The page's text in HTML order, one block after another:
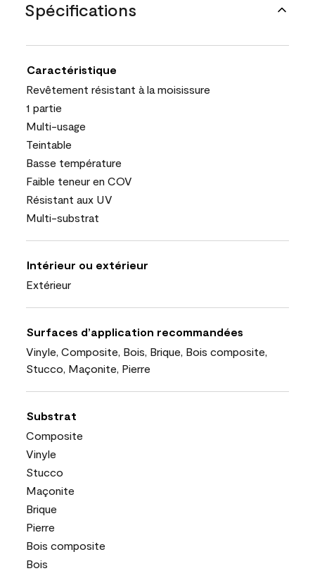
Spécifications
Caractéristique
Revêtement résistant à la moisissure
1 partie
Multi-usage
Teintable
Basse température
Faible teneur en COV
Résistant aux UV
Multi-substrat
Intérieur ou extérieur
Extérieur
Surfaces d’application recommandées
Vinyle, Composite, Bois, Brique, Bois composite,
Stucco, Maçonite, Pierre
Substrat
Composite
Vinyle
Stucco
Maçonite
Brique
Pierre
Bois composite
Bois